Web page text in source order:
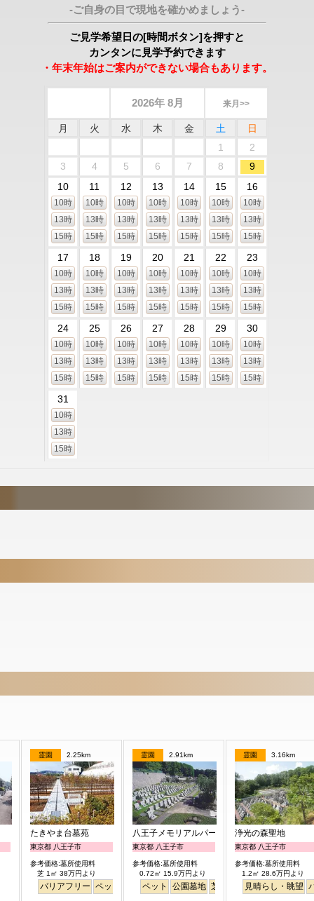
-ご自身の目で現地を確かめましょう-
ご見学希望日の[時間ボタン]を押すと
カンタンに見学予約できます
・年末年始はご案内ができない場合もあります。
2026年 8月 来月>>
月 火 水 木 金 土
日
1
2
3
4 5 6 7 8
9
10
10時
13時
15時
11
10時
13時
15時
12
10時
13時
15時
13
10時
13時
15時
14
10時
13時
15時
15
10時
13時
15時
16
10時
13時
15時
17
10時
13時
15時
18
10時
13時
15時
19
10時
13時
15時
20
10時
13時
15時
21
10時
13時
15時
22
10時
13時
15時
23
10時
13時
15時
24
10時
13時
15時
25
10時
13時
15時
26
10時
13時
15時
27
10時
13時
15時
28
10時
13時
15時
29
10時
13時
15時
30
10時
13時
15時
31
10時
13時
15時
霊園 2.25km
たきやま台墓苑
東京都 八王子市
参考価格:墓所使用料
芝 1㎡ 38万円より
バリアフリー ペット
霊園 2.91km
八王子メモリアルパーク
東京都 八王子市
参考価格:墓所使用料
0.72㎡ 15.9万円より
ペット 公園墓地 芝生
霊園 3.16km
浄光の森聖地
東京都 八王子市
参考価格:墓所使用料
1.2㎡ 28.6万円より
見晴らし・眺望